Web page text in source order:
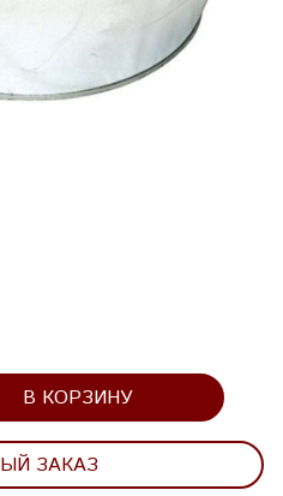
В КОРЗИНУ
ЗАКАЗ